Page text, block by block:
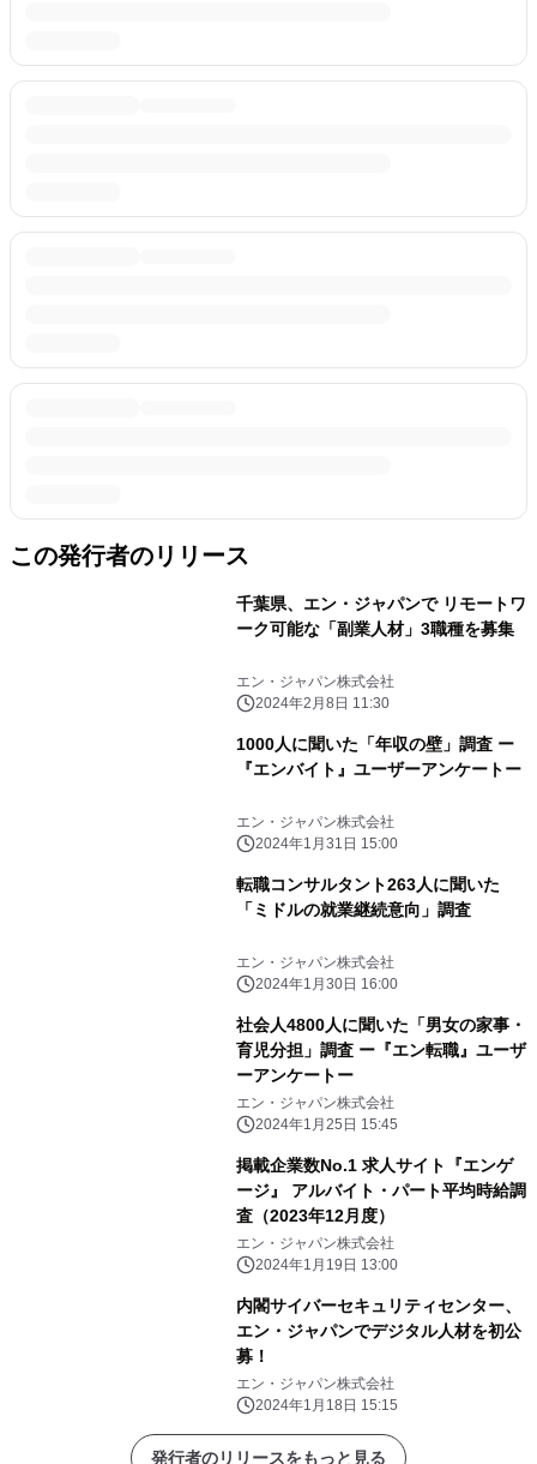
この発行者のリリース
千葉県、エン・ジャパンで リモートワ
ーク可能な「副業人材」3職種を募集
エン・ジャパン株式会社
2024年2月8日 11:30
1000人に聞いた「年収の壁」調査 ー
『エンバイト』ユーザーアンケートー
エン・ジャパン株式会社
2024年1月31日 15:00
転職コンサルタント263人に聞いた
「ミドルの就業継続意向」調査
エン・ジャパン株式会社
2024年1月30日 16:00
社会人4800人に聞いた「男女の家事・
育児分担」調査 ー『エン転職』ユーザ
ーアンケートー
エン・ジャパン株式会社
2024年1月25日 15:45
掲載企業数No.1 求人サイト『エンゲ
ージ』 アルバイト・パート平均時給調
査（2023年12月度）
エン・ジャパン株式会社
2024年1月19日 13:00
内閣サイバーセキュリティセンター、
エン・ジャパンでデジタル人材を初公
募！
エン・ジャパン株式会社
2024年1月18日 15:15
発行者のリリースをもっと見る